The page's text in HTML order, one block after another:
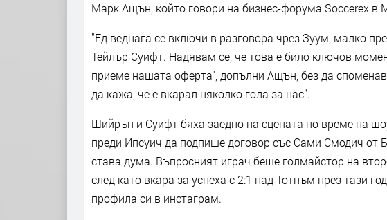
Марк Ащън, който говори на бизнес-форума Soccerex в
"Ед веднага се включи в разговора чрез Зуум, малко
Тейлър Суифт. Надявам се, че това е било ключов
приеме нашата оферта", допълни Ащън, без да
да кажа, че е вкарал няколко гола за нас".
Шийрън и Суифт бяха заедно на сцената по време на
преди Ипсуич да подпише договор със Сами Смодич от
става дума. Въпросният играч беше голмайстор на
след като вкара за успеха с 2:1 над Тотнъм през тази
профила си в инстаграм.